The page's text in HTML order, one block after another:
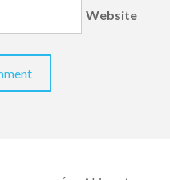
Website